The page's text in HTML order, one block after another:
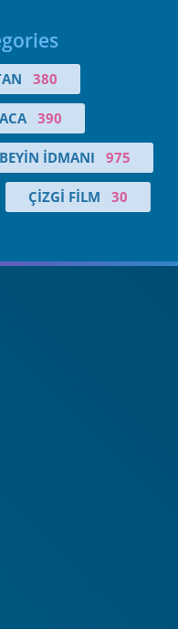
380
390
BEYIN İDMANI 975
ÇIZGI FILM 30